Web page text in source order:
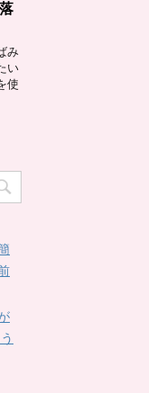
み
い
使